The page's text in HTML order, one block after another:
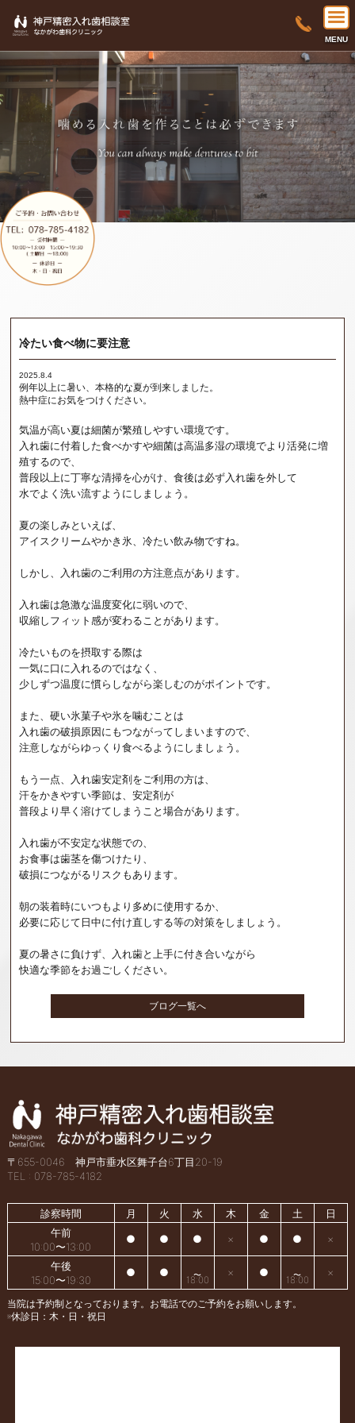
MENU
冷たい食べ物に要注意
2025.8.4
例年以上に暑い、本格的な夏が到来しました。
熱中症にお気をつけください。
気温が高い夏は細菌が繁殖しやすい環境です。
入れ歯に付着した食べかすや細菌は高温多湿の環境でより活発に増
殖するので、
普段以上に丁寧な清掃を心がけ、食後は必ず入れ歯を外して
水でよく洗い流すようにしましょう。
夏の楽しみといえば、
アイスクリームやかき氷、冷たい飲み物ですね。
しかし、入れ歯のご利用の方注意点があります。
入れ歯は急激な温度変化に弱いので、
収縮しフィット感が変わることがあります。
冷たいものを摂取する際は
一気に口に入れるのではなく、
少しずつ温度に慣らしながら楽しむのがポイントです。
また、硬い氷菓子や氷を噛むことは
入れ歯の破損原因にもつながってしまいますので、
注意しながらゆっくり食べるようにしましょう。
もう一点、入れ歯安定剤をご利用の方は、
汗をかきやすい季節は、安定剤が
普段より早く溶けてしまうこと場合があります。
入れ歯が不安定な状態での、
お食事は歯茎を傷つけたり、
破損につながるリスクもあります。
朝の装着時にいつもより多めに使用するか、
必要に応じて日中に付け直しする等の対策をしましょう。
夏の暑さに負けず、入れ歯と上手に付き合いながら
快適な季節をお過ごしください。
ブログ一覧へ
〒655-0046 神戸市垂水区舞子台6丁目20-19
TEL : 078-785-4182
診察時間 月 火 水 木 金 土
日
午前
10:00〜13:00
● ● ● × ● ● ×
午後
15:00〜19:30
● ●
18:00
× ●
18:00
×
当院は予約制となっております。お電話でのご予約をお願いします。
※休診日：木・日・祝日